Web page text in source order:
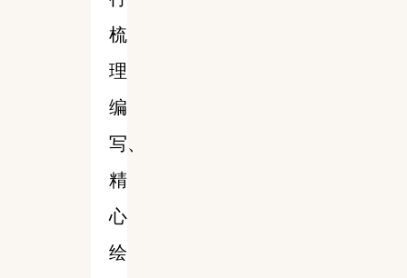
梳
理
编
写、
精
心
绘